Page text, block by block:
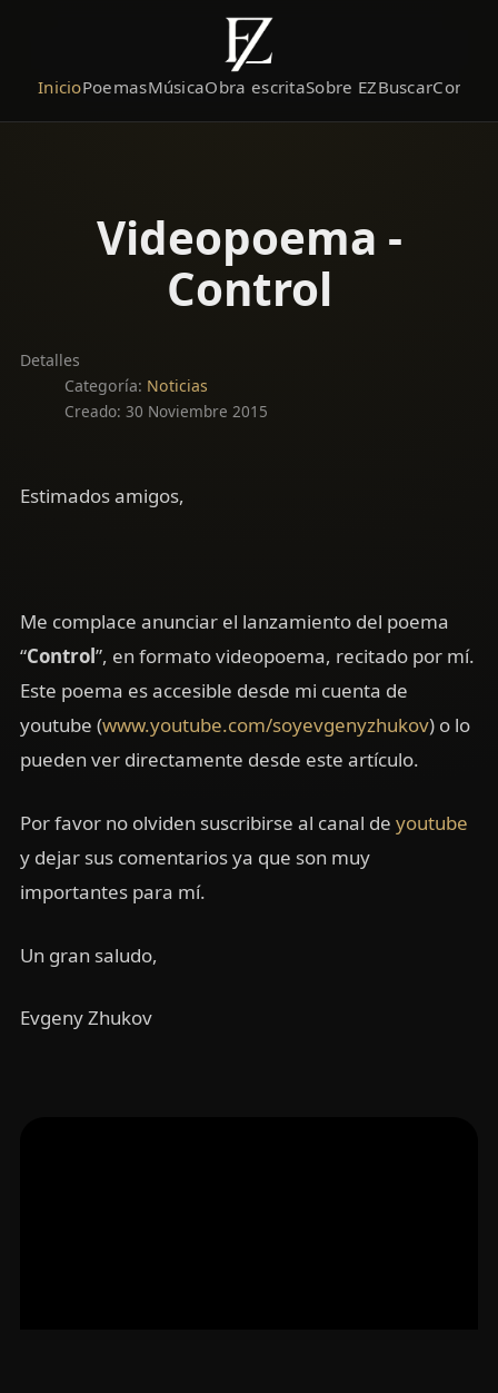
InicioPoemasMúsicaObra escritaSobre EZBuscar
Videopoema -
Control
Detalles
Categoría: Noticias
Creado: 30 Noviembre 2015
Estimados amigos,
Me complace anunciar el lanzamiento del poema
“Control”, en formato videopoema, recitado por mí.
Este poema es accesible desde mi cuenta de
youtube (www.youtube.com/soyevgenyzhukov) o lo
pueden ver directamente desde este artículo.
Por favor no olviden suscribirse al canal de youtube
y dejar sus comentarios ya que son muy
importantes para mí.
Un gran saludo,
Evgeny Zhukov